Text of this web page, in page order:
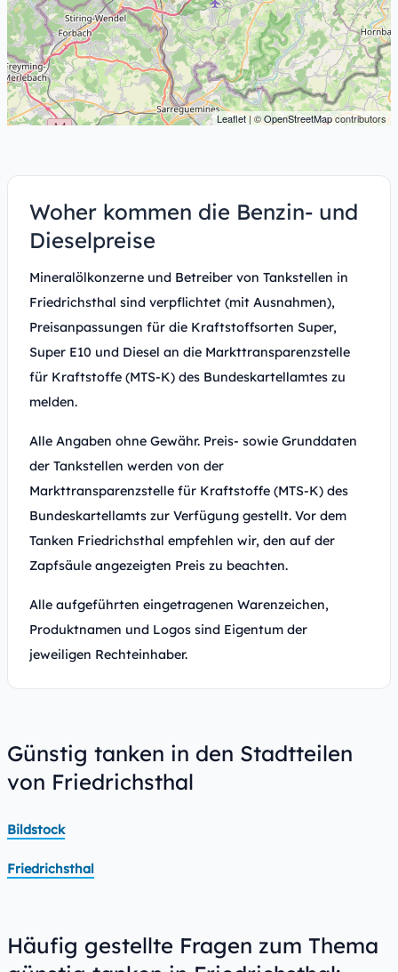
Leaflet| ©OpenStreetMapcontributors
Woher kommen die Benzin- und
Dieselpreise
Mineralölkonzerne und Betreiber von Tankstellen in
Friedrichsthal sind verpflichtet (mit Ausnahmen),
Preisanpassungen für die Kraftstoffsorten Super,
Super E10 und Diesel an die Markttransparenzstelle
für Kraftstoffe (MTS-K) des Bundeskartellamtes zu
melden.
Alle Angaben ohne Gewähr. Preis- sowie Grunddaten
der Tankstellen werden von der
Markttransparenzstelle für Kraftstoffe (MTS-K) des
Bundeskartellamts zur Verfügung gestellt. Vor dem
Tanken Friedrichsthal empfehlen wir, den auf der
Zapfsäule angezeigten Preis zu beachten.
Alle aufgeführten eingetragenen Warenzeichen,
Produktnamen und Logos sind Eigentum der
jeweiligen Rechteinhaber.
Günstig tanken in den Stadtteilen
von Friedrichsthal
Bildstock
Friedrichsthal
Häufig gestellte Fragen zum Thema